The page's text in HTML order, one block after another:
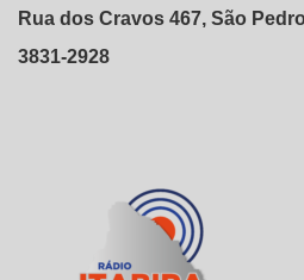
Rua dos Cravos 467, São
3831-2928